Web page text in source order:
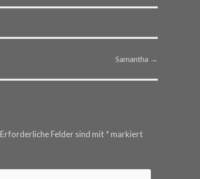
Samantha →
Erforderliche Felder sind mit * markiert